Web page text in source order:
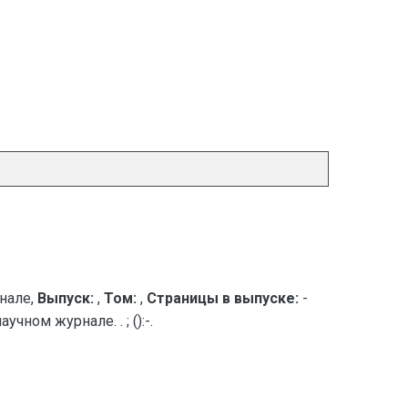
Выпуск: , Том: , Страницы в выпуске: -
журнале. . ; ():-.